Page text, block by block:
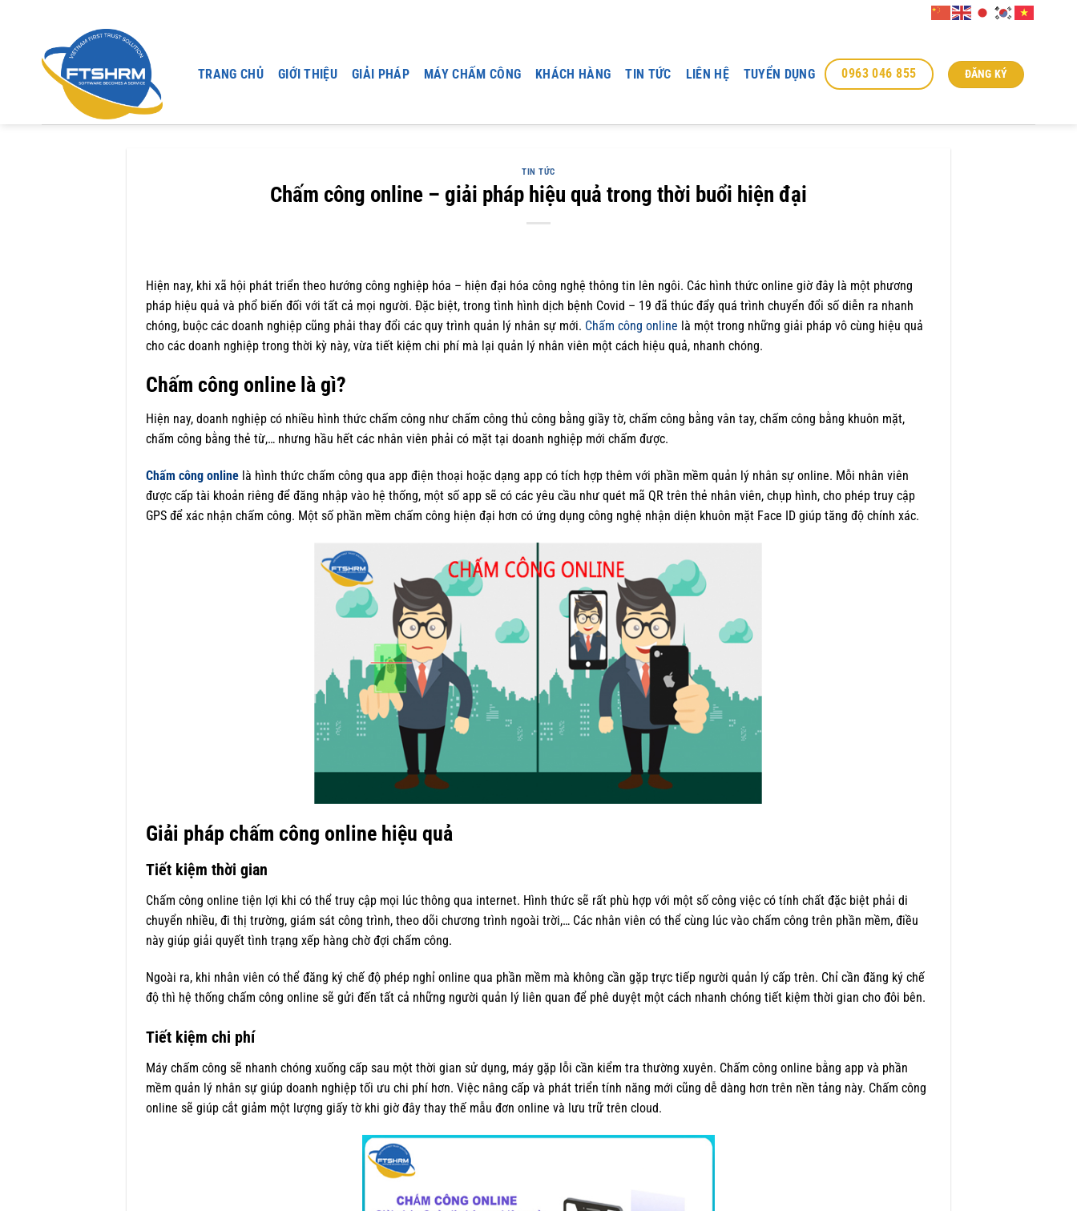
TRANG CHỦ GIỚI THIỆU GIẢI PHÁP MÁY CHẤM CÔNG KHÁCH HÀNG TIN TỨC LIÊN HỆ TUYỂN DỤNG 0963 046 855 ĐĂNG KÝ
TIN TỨC
Chấm công online – giải pháp hiệu quả trong thời buổi hiện đại
Hiện nay, khi xã hội phát triển theo hướng công nghiệp hóa – hiện đại hóa công nghệ thông tin lên ngôi. Các hình thức online giờ đây là một phương
pháp hiệu quả và phổ biến đối với tất cả mọi người. Đặc biệt, trong tình hình dịch bệnh Covid – 19 đã thúc đẩy quá trình chuyển đổi số diễn ra nhanh
chóng, buộc các doanh nghiệp cũng phải thay đổi các quy trình quản lý nhân sự mới. Chấm công online là một trong những giải pháp vô cùng hiệu quả
cho các doanh nghiệp trong thời kỳ này, vừa tiết kiệm chi phí mà lại quản lý nhân viên một cách hiệu quả, nhanh chóng.
Chấm công online là gì?
Hiện nay, doanh nghiệp có nhiều hình thức chấm công như chấm công thủ công bằng giầy tờ, chấm công bằng vân tay, chấm công bằng khuôn mặt,
chấm công bằng thẻ từ,… nhưng hầu hết các nhân viên phải có mặt tại doanh nghiệp mới chấm được.
Chấm công onlinelà hình thức chấm công qua app điện thoại hoặc dạng app có tích hợp thêm với phần mềm quản lý nhân sự online. Mỗi nhân viên
được cấp tài khoản riêng để đăng nhập vào hệ thống, một số app sẽ có các yêu cầu như quét mã QR trên thẻ nhân viên, chụp hình, cho phép truy cập
GPS để xác nhận chấm công. Một số phần mềm chấm công hiện đại hơn có ứng dụng công nghệ nhận diện khuôn mặt Face ID giúp tăng độ chính xác.
Giải pháp chấm công online hiệu quả
Tiết kiệm thời gian
Chấm công online tiện lợi khi có thể truy cập mọi lúc thông qua internet. Hình thức sẽ rất phù hợp với một số công việc có tính chất đặc biệt phải di
chuyển nhiều, đi thị trường, giám sát công trình, theo dõi chương trình ngoài trời,… Các nhân viên có thể cùng lúc vào chấm công trên phần mềm, điều
này giúp giải quyết tình trạng xếp hàng chờ đợi chấm công.
Ngoài ra, khi nhân viên có thể đăng ký chế độ phép nghỉ online qua phần mềm mà không cần gặp trực tiếp người quản lý cấp trên. Chỉ cần đăng ký chế
độ thì hệ thống chấm công online sẽ gửi đến tất cả những người quản lý liên quan để phê duyệt một cách nhanh chóng tiết kiệm thời gian cho đôi bên.
Tiết kiệm chi phí
Máy chấm công sẽ nhanh chóng xuống cấp sau một thời gian sử dụng, máy gặp lỗi cần kiểm tra thường xuyên. Chấm công online bằng app và phần
mềm quản lý nhân sự giúp doanh nghiệp tối ưu chi phí hơn. Việc nâng cấp và phát triển tính năng mới cũng dễ dàng hơn trên nền tảng này. Chấm công
online sẽ giúp cắt giảm một lượng giấy tờ khi giờ đây thay thế mẫu đơn online và lưu trữ trên cloud.